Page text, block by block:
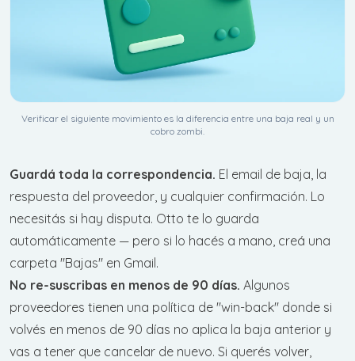
Verificar el siguiente movimiento es la diferencia entre una baja real y un
cobro zombi.
Guardá toda la correspondencia. El email de baja, la
respuesta del proveedor, y cualquier confirmación. Lo
necesitás si hay disputa. Otto te lo guarda
automáticamente — pero si lo hacés a mano, creá una
carpeta "Bajas" en Gmail.
No re-suscribas en menos de 90 días. Algunos
proveedores tienen una política de "win-back" donde si
volvés en menos de 90 días no aplica la baja anterior y
vas a tener que cancelar de nuevo. Si querés volver,